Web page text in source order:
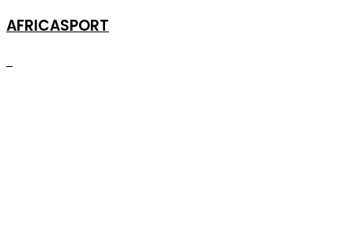
AFRICASPORT